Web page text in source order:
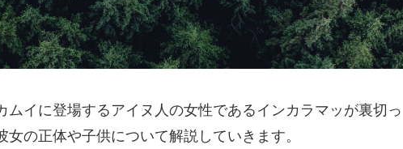
ムイに登場するアイヌ人の女性であるインカラマッが裏切っ
女の正体や子供について解説していきます。